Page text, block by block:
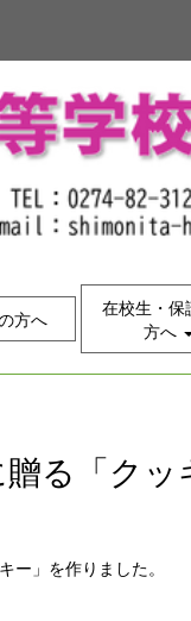
方へ
在校生・保
方へ
る「クッ
」を作りました。